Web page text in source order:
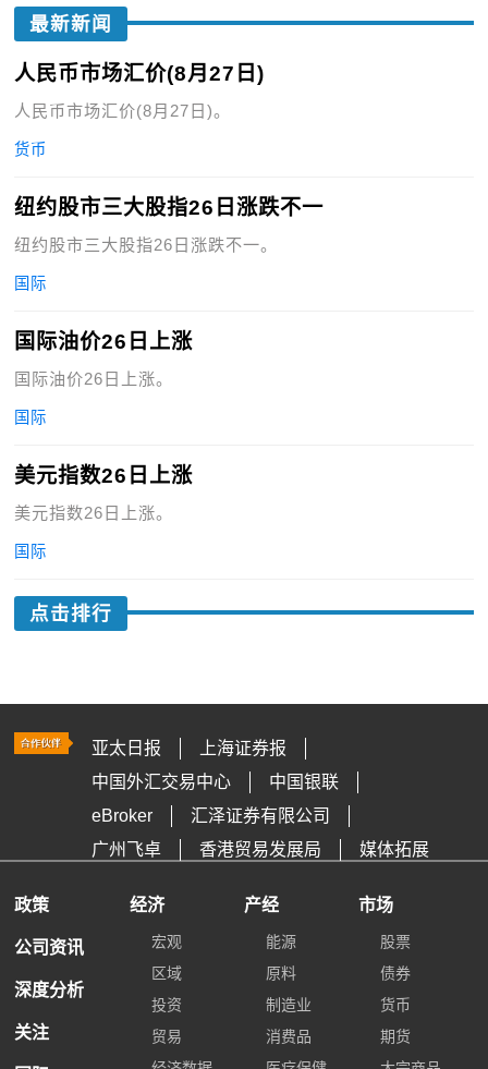
最新新闻
人民币市场汇价(8月27日)
人民币市场汇价(8月27日)。
货币
纽约股市三大股指26日涨跌不一
纽约股市三大股指26日涨跌不一。
国际
国际油价26日上涨
国际油价26日上涨。
国际
美元指数26日上涨
美元指数26日上涨。
国际
点击排行
亚太日报
上海证券报
中国外汇交易中心
中国银联
eBroker
汇泽证券有限公司
广州飞卓
香港贸易发展局 媒体拓展
政策
公司资讯
深度分析
关注
经济
宏观
区域
投资
贸易
产经
能源
原料
制造业
消费品
市场
股票
债券
货币
期货